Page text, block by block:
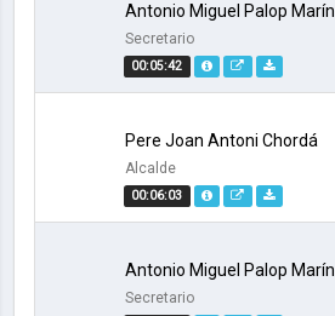
00:05:42
Antonio Miguel Palop Marín
Secretario
00:06:03
Pere Joan Antoni Chordá
Alcalde
Antonio Miguel Palop Marín
Secretario